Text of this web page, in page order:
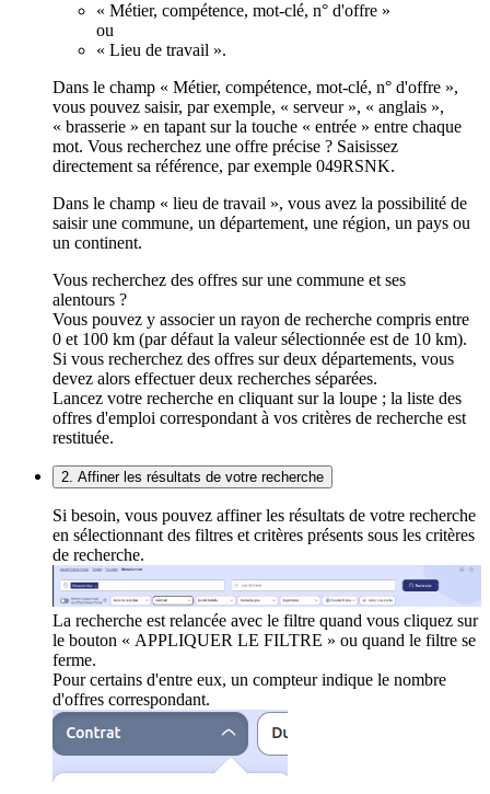
« Métier, compétence, mot-clé, n° d'offre »
ou
« Lieu de travail ».
Dans le champ « Métier, compétence, mot-clé, n° d'offre »,
vous pouvez saisir, par exemple, « serveur », « anglais »,
« brasserie » en tapant sur la touche « entrée » entre chaque
mot. Vous recherchez une offre précise ? Saisissez
directement sa référence, par exemple 049RSNK.
Dans le champ « lieu de travail », vous avez la possibilité de
saisir une commune, un département, une région, un pays ou
un continent.
Vous recherchez des offres sur une commune et ses
alentours ?
Vous pouvez y associer un rayon de recherche compris entre
0 et 100 km (par défaut la valeur sélectionnée est de 10 km).
Si vous recherchez des offres sur deux départements, vous
devez alors effectuer deux recherches séparées.
Lancez votre recherche en cliquant sur la loupe ; la liste des
offres d'emploi correspondant à vos critères de recherche est
restituée.
2. Affiner les résultats de votre recherche
Si besoin, vous pouvez affiner les résultats de votre recherche
en sélectionnant des filtres et critères présents sous les critères
de recherche.
La recherche est relancée avec le filtre quand vous cliquez sur
le bouton « APPLIQUER LE FILTRE » ou quand le filtre se
ferme.
Pour certains d'entre eux, un compteur indique le nombre
d'offres correspondant.